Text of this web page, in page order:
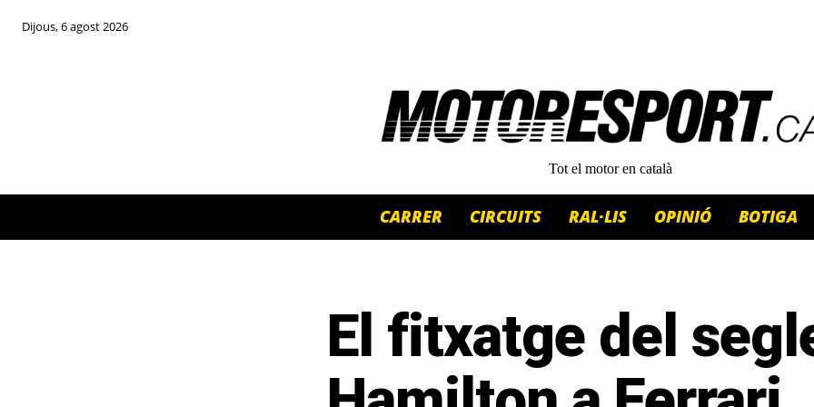
Dijous, 6 agost 2026
Tot el motor en català
CARRER CIRCUITS RAL·LIS OPINIÓ BOTIGA
El fitxatge del